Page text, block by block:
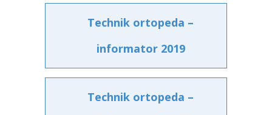
Technik ortopeda –
informator 2019
Technik ortopeda –